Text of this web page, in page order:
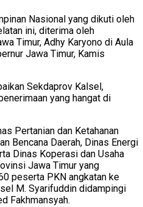
Nasional yang dikuti oleh
ini, diterima oleh
Timur, Adhy Karyono di Aula
Jawa Timur, Kamis
Sekdaprov Kalsel,
yang hangat di
Pertanian dan Ketahanan
Bencana Daerah, Dinas Energi
Dinas Koperasi dan Usaha
Jawa Timur yang
peserta PKN angkatan ke
M. Syarifuddin didampingi
Fakhmansyah.